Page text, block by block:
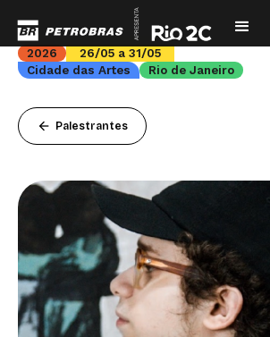
2026
26/05 a 31/05
Cidade das Artes
Rio de Janeiro
arrow_back Palestrantes